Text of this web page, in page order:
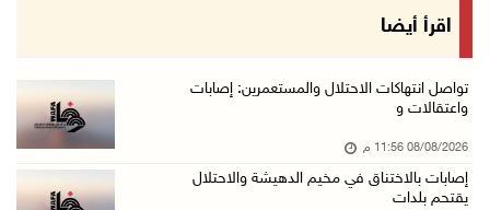
إصابات بالاختناق خلال مواجهات مع الاحتلال في ...
الاحتلال ينصب حواجز طيارة في محيط مخيم طولكرم ...
مستعمرون يهاجمون قرية أبو فلاح
08/آب/2026 07:07 م
اقرأ أيضا
تواصل انتهاكات الاحتلال والمستعمرين: إصابات
واعتقالات و
08/08/2026 11:56 م
إصابات بالاختناق في مخيم الدهيشة والاحتلال
يقتحم بلدات